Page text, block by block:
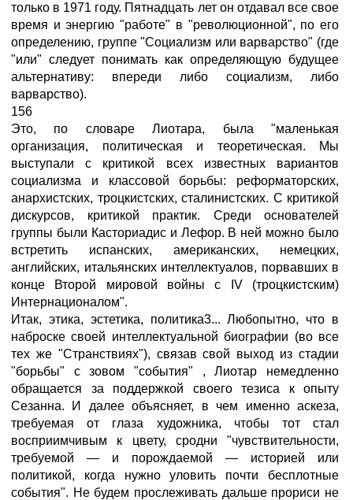
только в 1971 году. Пятнадцать лет он отдавал все свое
время и энергию "работе" в "революционной", по его
определению, группе "Социализм или варварство" (где
"или" следует понимать как определяющую будущее
альтернативу: впереди либо социализм, либо
варварство).
156
Это, по словаре Лиотара, была "маленькая
организация, политическая и теоретическая. Мы
выступали с критикой всех известных вариантов
социализма и классовой борьбы: реформаторских,
анархистских, троцкистских, сталинистских. С критикой
дискурсов, критикой практик. Среди основателей
группы были Касториадис и Лефор. В ней можно было
встретить испанских, американских, немецких,
английских, итальянских интеллектуалов, порвавших в
конце Второй мировой войны с IV (троцкистским)
Интернационалом".
Итак, этика, эстетика, политика3... Любопытно, что в
наброске своей интеллектуальной биографии (во все
тех же "Странствиях"), связав свой выход из стадии
"борьбы" с зовом "события" , Лиотар немедленно
обращается за поддержкой своего тезиса к опыту
Сезанна. И далее объясняет, в чем именно аскеза,
требуемая от глаза художника, чтобы тот стал
восприимчивым к цвету, сродни "чувствительности,
требуемой — и порождаемой — историей или
политикой, когда нужно уловить почти бесплотные
события". Не будем прослеживать дальше прориси не